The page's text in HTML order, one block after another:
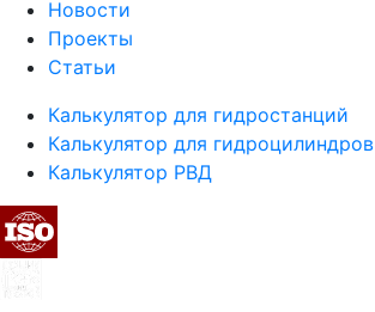
Новости
Проекты
Статьи
Калькулятор для гидростанций
Калькулятор для гидроцилиндров
Калькулятор РВД